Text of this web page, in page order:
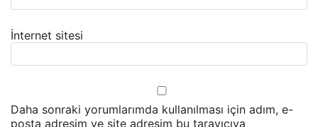
İnternet sitesi
Daha sonraki yorumlarımda kullanılması için adım, e-
posta adresim ve site adresim bu tarayıcıya